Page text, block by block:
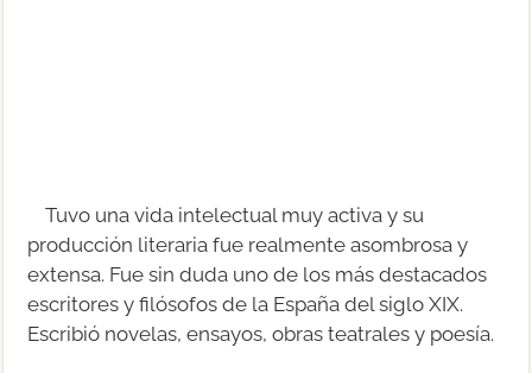
Tuvo una vida intelectual muy activa y su
producción literaria fue realmente asombrosa y
extensa. Fue sin duda uno de los más destacados
escritores y filósofos de la España del siglo XIX.
Escribió novelas, ensayos, obras teatrales y poesía.